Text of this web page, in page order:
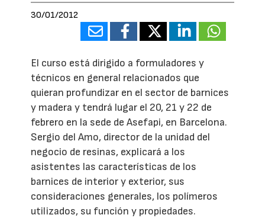
30/01/2012
El curso está dirigido a formuladores y
técnicos en general relacionados que
quieran profundizar en el sector de barnices
y madera y tendrá lugar el 20, 21 y 22 de
febrero en la sede de Asefapi, en Barcelona.
Sergio del Amo, director de la unidad del
negocio de resinas, explicará a los
asistentes las características de los
barnices de interior y exterior, sus
consideraciones generales, los polímeros
utilizados, su función y propiedades.